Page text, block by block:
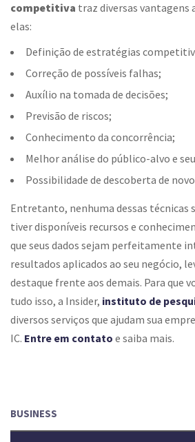
competitiva traz diversas vantagens
elas:
Definição de estratégias
Correção de possíveis falhas;
Auxílio na tomada de decisões;
Previsão de riscos;
Conhecimento da concorrência;
Melhor análise do público-alvo e
Possibilidade de descoberta de
Entretanto, nenhuma dessas técnicas
tiver disponíveis recursos e
que seus dados sejam perfeitamente
resultados aplicados ao seu negócio,
destaque frente aos demais. Para que
tudo isso, a Insider, instituto de
diversos serviços que ajudam sua
IC. Entre em contato e saiba mais.